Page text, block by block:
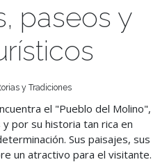
paseos y
y Tradiciones
el "Pueblo del Molino",
por su historia tan rica en
Sus paisajes, sus
un atractivo para el visitante.